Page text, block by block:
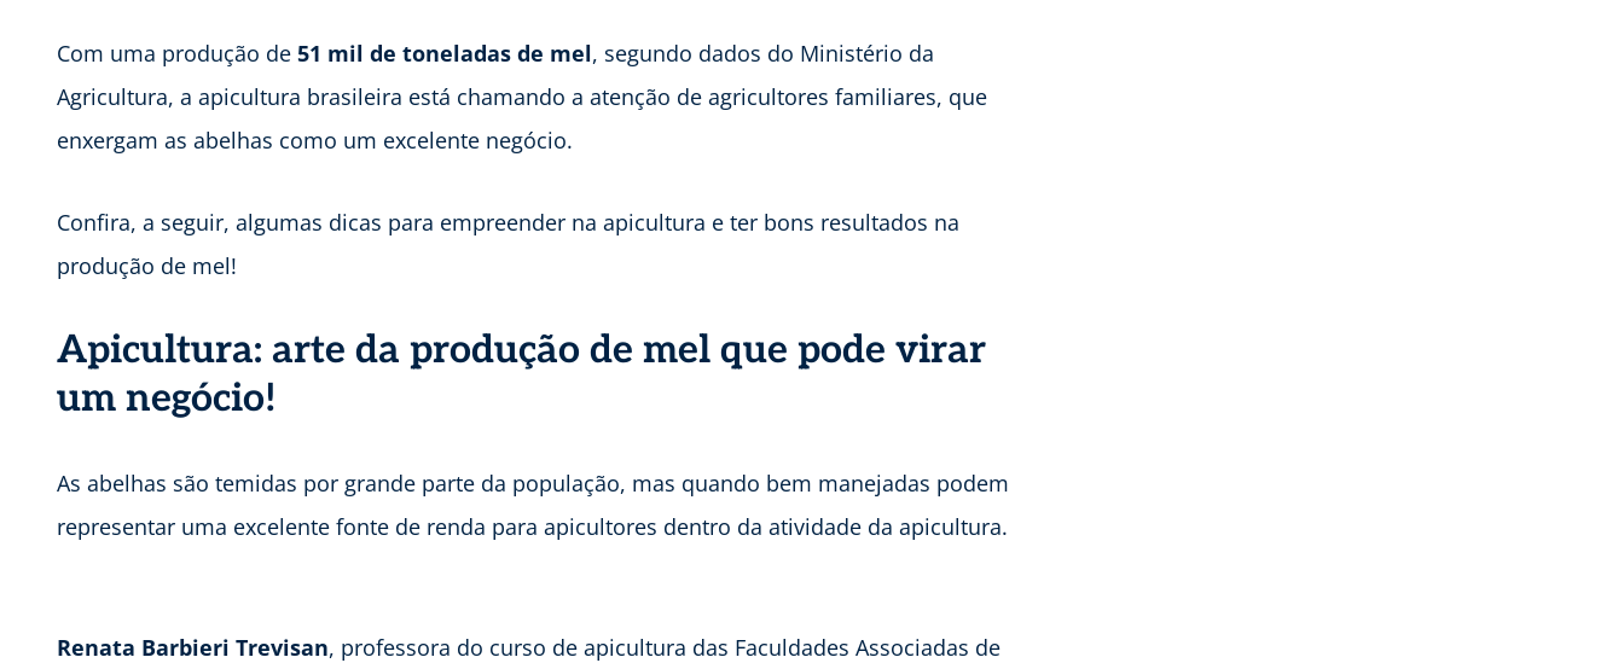
Com uma produção de 51 mil de toneladas de mel, segundo dados do Ministério da
Agricultura, a apicultura brasileira está chamando a atenção de agricultores familiares, que
enxergam as abelhas como um excelente negócio.
Confira, a seguir, algumas dicas para empreender na apicultura e ter bons resultados na
produção de mel!
Apicultura: arte da produção de mel que pode virar
um negócio!
As abelhas são temidas por grande parte da população, mas quando bem manejadas podem
representar uma excelente fonte de renda para apicultores dentro da atividade da apicultura.
Renata Barbieri Trevisan, professora do curso de apicultura das Faculdades Associadas de